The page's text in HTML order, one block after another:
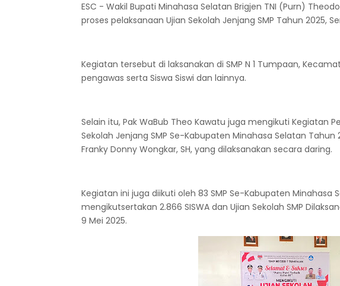
ESC - Wakil Bupati Minahasa Selatan Brigjen TNI (Purn)
proses pelaksanaan Ujian Sekolah Jenjang SMP Tahun 2025,
Kegiatan tersebut di laksanakan di SMP N 1 Tumpaan,
pengawas serta Siswa Siswi dan lainnya.
Selain itu, Pak WaBub Theo Kawatu juga mengikuti Kegiatan
Sekolah Jenjang SMP Se-Kabupaten Minahasa Selatan Tahun
Franky Donny Wongkar, SH, yang dilaksanakan secara daring.
Kegiatan ini juga diikuti oleh 83 SMP Se-Kabupaten Minahasa
mengikutsertakan 2.866 SISWA dan Ujian Sekolah SMP
9 Mei 2025.